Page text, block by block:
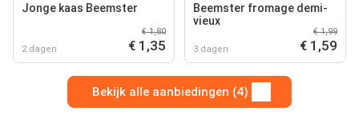
Jonge kaas Beemster
2 dagen
€ 1,80
€ 1,35
Beemster fromage demi-
vieux
3 dagen
€ 1,99
€ 1,59
Bekijk alle aanbiedingen (4)